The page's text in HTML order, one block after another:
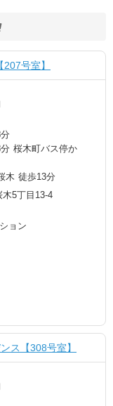
号室】
桜木町バス停か
木 徒歩13分
5丁目13-4
ョン
ス【308号室】